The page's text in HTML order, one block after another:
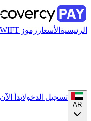
الرئيسية الأسعار رموز SWIFT
AR
تسجيل الدخولابدأ الآن